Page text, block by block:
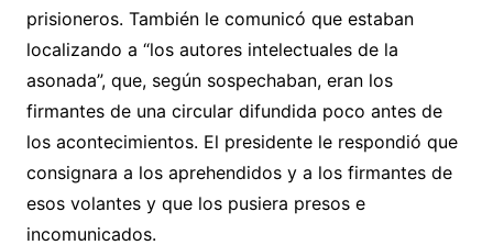
prisioneros. También le comunicó que estaban
localizando a “los autores intelectuales de la
asonada”, que, según sospechaban, eran los
firmantes de una circular difundida poco antes de
los acontecimientos. El presidente le respondió que
consignara a los aprehendidos y a los firmantes de
esos volantes y que los pusiera presos e
incomunicados.